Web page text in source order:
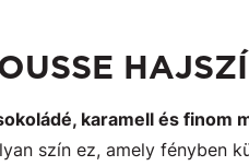
karamell és finom
szín ez, amely fényben